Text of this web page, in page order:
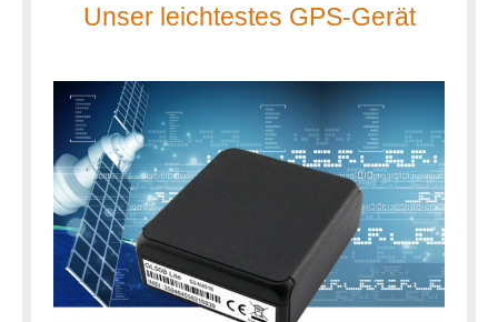
Unser leichtestes GPS-Gerät